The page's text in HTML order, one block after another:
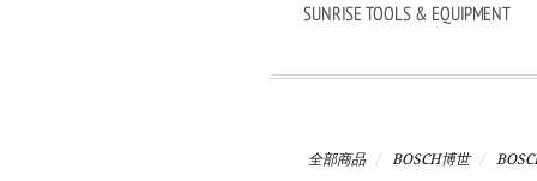
SUNRISE TOOLS & EQUIPMENT
全部商品 BOSCH博世